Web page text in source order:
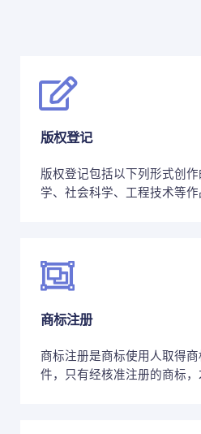
版权登记
版权登记包括以下列形式创
学、社会科学、工程技术等作
商标注册
商标注册是商标使用人取得
件，只有经核准注册的商标，